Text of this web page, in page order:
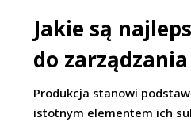
Jakie są
do
Produkcja stanowi
istotnym elementem ich